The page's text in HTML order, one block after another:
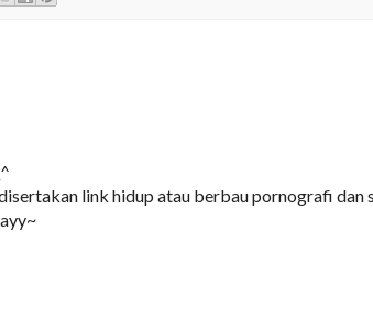
link hidup atau berbau pornografi dan